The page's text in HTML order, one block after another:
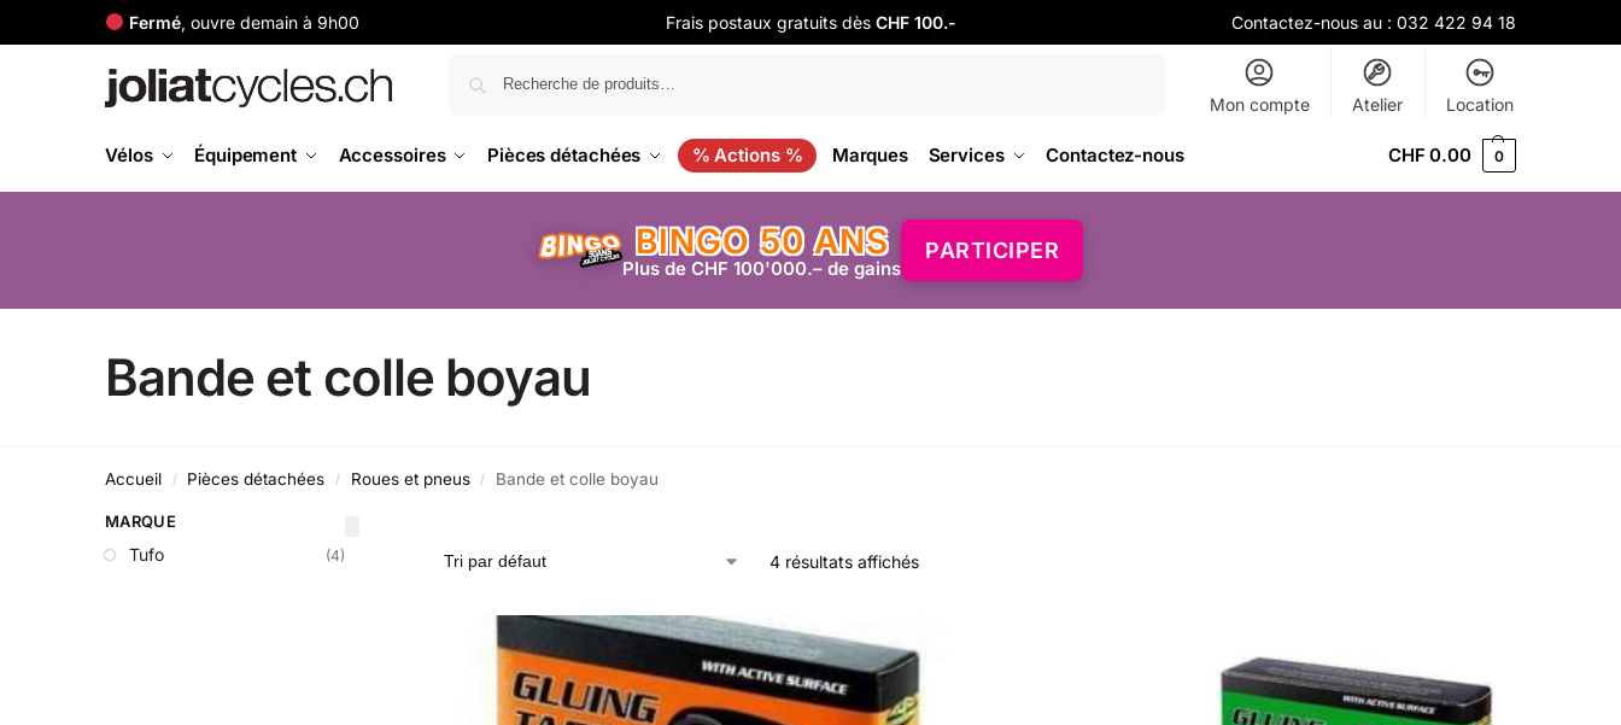
Fermé, ouvre demain à 9h00 Frais postaux gratuits dèsCHF 100.- Contactez-nous au : 032 422 94 18
Mon compte Atelier Location
Vélos Équipement Accessoires Pièces détachées % Actions % Marques Services Contactez-nous CHF 0.00 0
BINGO 50 ANS
Plus de CHF 100'000.– de gains
PARTICIPER
Bande et colle boyau
Accueil / Pièces détachées / Roues et pneus / Bande et colle boyau
4 résultats affichés
MARQUE
Tufo (4)